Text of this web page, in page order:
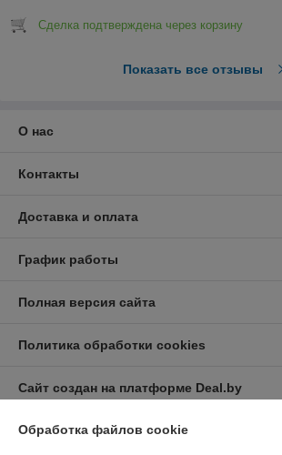
Сделка подтверждена через корзину
Показать все отзывы
О нас
Контакты
Доставка и оплата
График работы
Полная версия сайта
Политика обработки cookies
Сайт создан на платформе Deal.by
Обработка файлов cookie